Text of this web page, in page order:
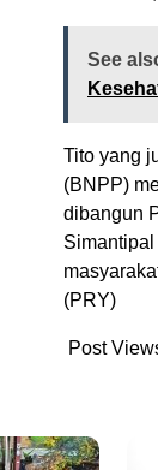
See
Tito yang
(BNPP)
dibangun
(PRY)
Post